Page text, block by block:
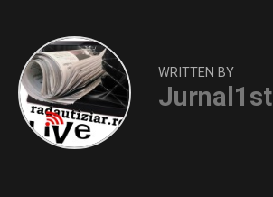
WRITTEN BY
Jurnal1st